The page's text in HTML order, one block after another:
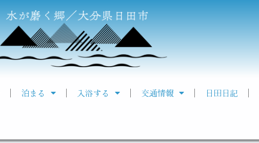
泊まる 入浴する 交通情報 日田日記